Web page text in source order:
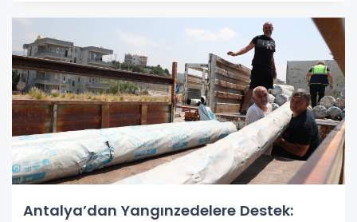
Antalya’dan Yangınzedelere Destek: